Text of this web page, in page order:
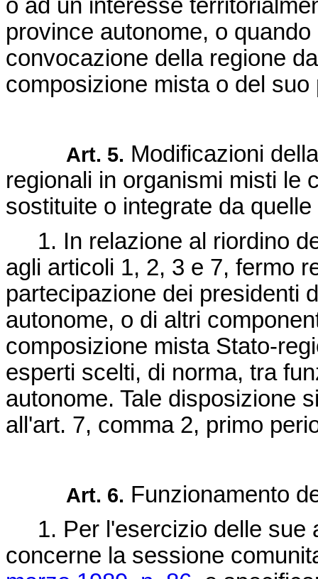
o ad un interesse
province autonome, o
convocazione della regione
composizione mista o del suo
Art. 5. Modificazioni
regionali in organismi misti le
sostituite o integrate da
1. In relazione al riordino
agli articoli 1, 2, 3 e 7, fermo
partecipazione dei presidenti
autonome, o di altri
composizione mista Stato-
esperti scelti, di norma, tra
autonome. Tale disposizione
all'art. 7, comma 2, primo
Art. 6. Funzionamento
1. Per l'esercizio delle sue
concerne la sessione